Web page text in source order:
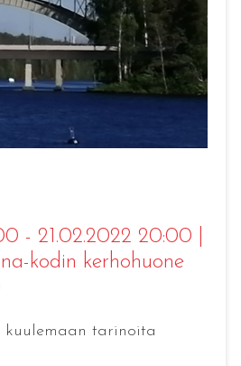
- 21.02.2022 20:00
kodin kerhohuone
kuulemaan tarinoita